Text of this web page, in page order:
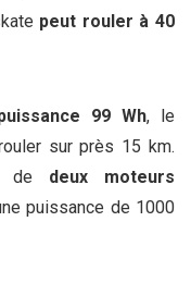
peut rouler à 40
99 Wh, le
sur près 15 km.
de deux moteurs
puissance de 1000